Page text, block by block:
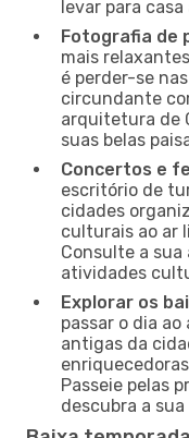
levar para
Fotografia de
mais
é perder-se
circundante
arquitetura de
suas belas
Concertos e
escritório de
cidades
culturais ao ar
Consulte a
atividades
Explorar os
passar o dia ao
antigas da
Passeie pelas
descubra a